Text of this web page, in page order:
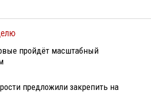
пройдёт масштабный
предложили закрепить на